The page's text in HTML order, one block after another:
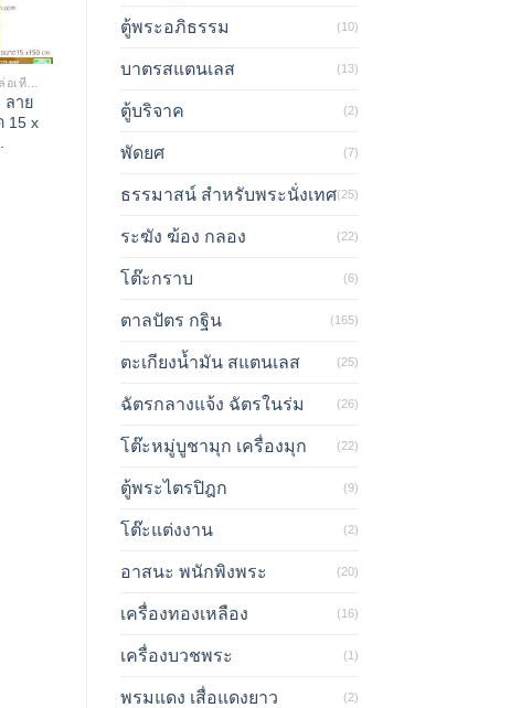
ลาย
15 x
ตู้พระอภิธรรม (10)
บาตรสแตนเลส (13)
ตู้บริจาค (2)
พัดยศ (7)
ธรรมาสน์ สำหรับพระนั่งเทศ(25)
ระฆัง ฆ้อง กลอง (22)
โต๊ะกราบ (6)
ตาลปัตร กฐิน (165)
ตะเกียงน้ำมัน สแตนเลส (25)
ฉัตรกลางแจ้ง ฉัตรในร่ม (26)
โต๊ะหมู่บูชามุก เครื่องมุก (22)
ตู้พระไตรปิฎก (9)
โต๊ะแต่งงาน (2)
อาสนะ พนักพิงพระ (20)
เครื่องทองเหลือง (16)
เครื่องบวชพระ (1)
พรมแดง เสื่อแดงยาว (2)